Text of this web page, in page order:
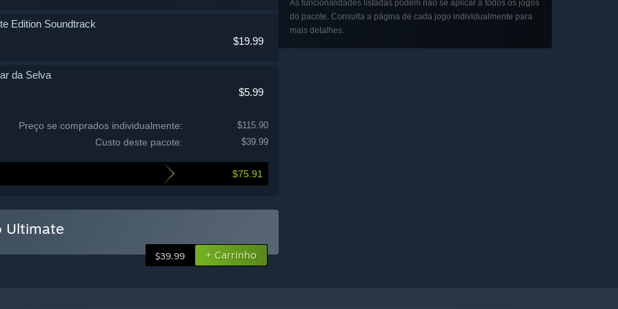
$19.99
Edition Soundtrack
$5.99
da Selva
$5.99
Escondidas
do Nether
$5.99
Moroso
$115.90
Preço se comprados individualmente:
$39.99
Custo deste pacote:
$75.91
Ultimate
$39.99 + Carrinho
As funcionalidades listadas podem não se aplicar a todos os jogos
do pacote. Consulta a página de cada jogo individualmente para
mais detalhes.